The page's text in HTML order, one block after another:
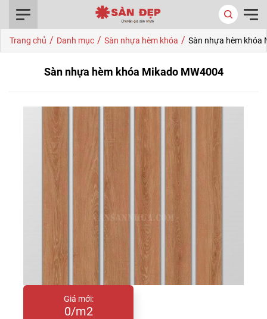
Trang chủ / Danh mục / Sàn nhựa hèm khóa / Sàn nhựa hèm khóa
Sàn nhựa hèm khóa Mikado MW4004
Giá mới:
0/m2